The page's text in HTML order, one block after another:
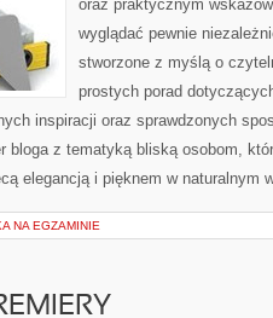
oraz praktycznym
wyglądać pewnie
stworzone z myślą o
prostych porad
inspiracji oraz sprawdzonych
bloga z tematyką bliską osobom,
elegancją i pięknem w naturalnym
NA EGZAMINIE